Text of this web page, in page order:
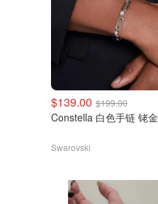
$139.00 $199.00
Constella 白色手链 铑金
Swarovski